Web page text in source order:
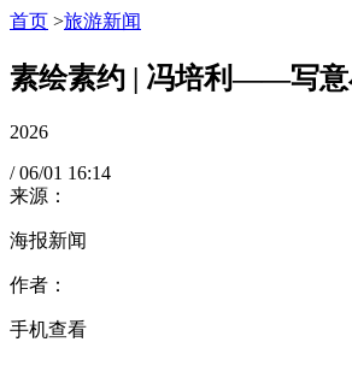
首页 >旅游新闻
素绘素约 | 冯培利——写意
2026
/ 06/01 16:14
来源：
海报新闻
作者：
手机查看